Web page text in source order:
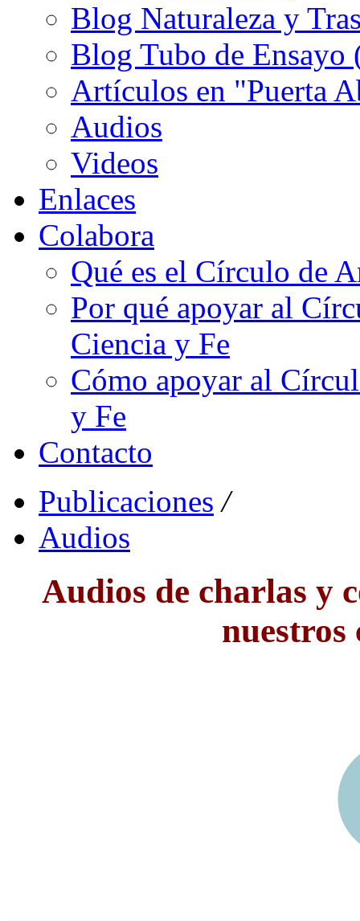
Blog Naturaleza y
Blog Tubo de Ensayo
Artículos en "Puerta
Audios
Videos
Enlaces
Colabora
Qué es el Círculo de
Por qué apoyar al
Ciencia y Fe
Cómo apoyar al
y Fe
Contacto
Publicaciones /
Audios
Audios de charlas y
nuestros